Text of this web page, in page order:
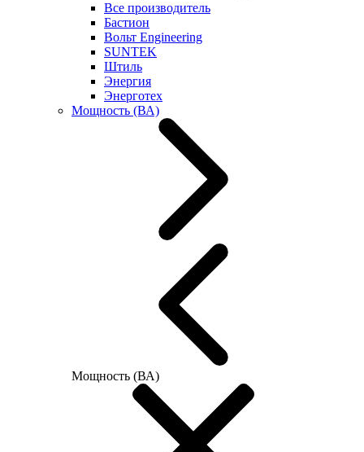
Все производитель
Бастион
Вольт Engineering
SUNTEK
Штиль
Энергия
Энерготех
Мощность (ВА)
Мощность (ВА)